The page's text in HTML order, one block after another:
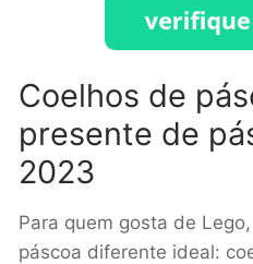
Coelhos de
presente de
2023
Para quem gosta de
páscoa diferente ideal: